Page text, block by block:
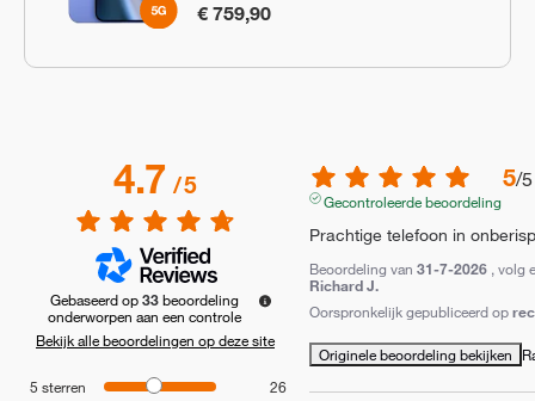
€ 759,90
4.7/5
Gebaseerd op33beoordeling
onderworpen aan een controle
Bekijk alle beoordelingen op deze site
5 sterren
26
5/5
Gecontroleerde beoordeling
Prachtige telefoon in
Beoordeling van 31-7-2026 , volg
Richard J.
Oorspronkelijk gepubliceerd op
Originele beoordeling bekijken